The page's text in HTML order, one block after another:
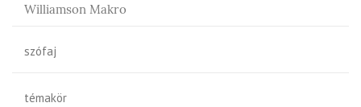
Williamson Makro
szófaj
témakör